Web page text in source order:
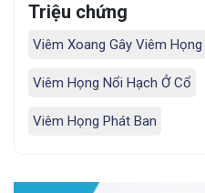
Triệu chứng
Viêm Xoang Gây Viêm Họng
Viêm Họng Nổi Hạch Ở Cổ
Viêm Họng Phát Ban